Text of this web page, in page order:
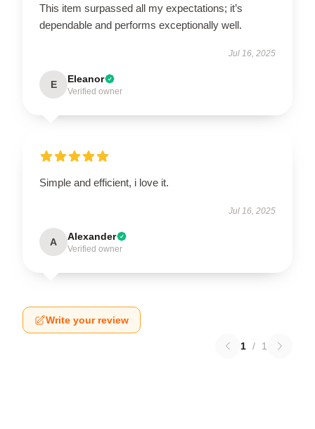
This item surpassed all my expectations; it’s
dependable and performs exceptionally well.
Jul 16, 2025
E Eleanor
Verified owner
Simple and efficient, i love it.
Jul 16, 2025
A Alexander
Verified owner
Write your review
1 / 1